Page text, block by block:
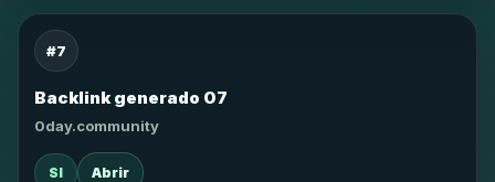
#7
Backlink generado 07
0day.community
SI Abrir